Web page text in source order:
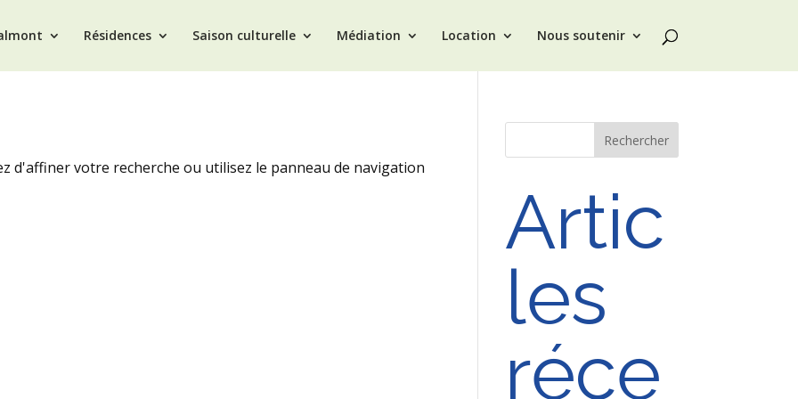
Résidences Saison culturelle Médiation Location Nous soutenir
d'affiner votre recherche ou utilisez le panneau de navigation
Rechercher
Artic
les
réce